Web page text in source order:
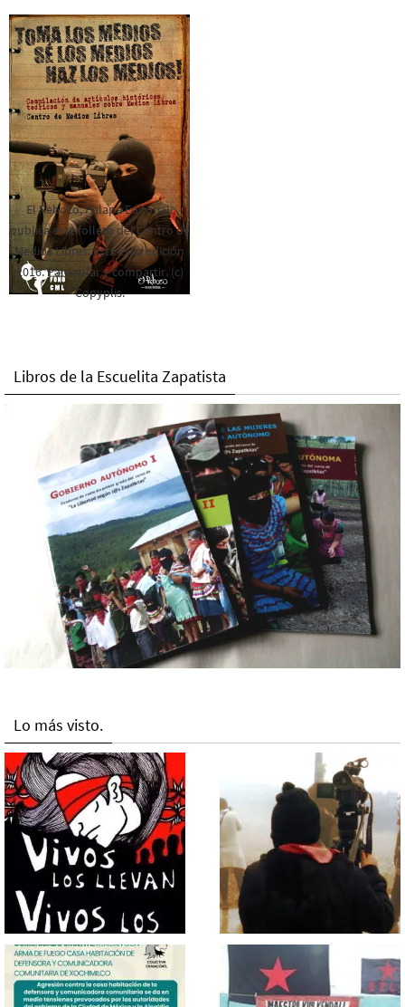
El Rebozo, Palapa Editorial,
publica este folleto del Centro de
Medios Libres. Esta es la edición
2016. Para rolar y compartir. (c)
Copyplis.
Libros de la Escuelita Zapatista
Lo más visto.